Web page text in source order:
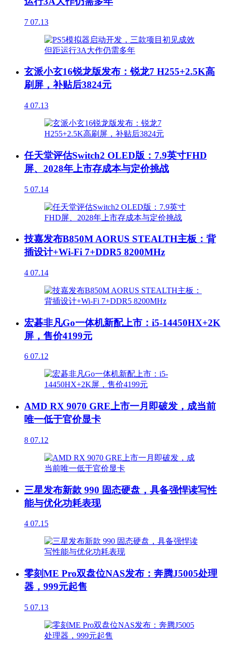
7 07.13
玄派小玄16锐龙版发布：锐龙7 H255+2.5K高
刷屏，补贴后3824元
4 07.13
任天堂评估Switch2 OLED版：7.9英寸FHD
屏、2028年上市存成本与定价挑战
5 07.14
技嘉发布B850M AORUS STEALTH主板：背
插设计+Wi-Fi 7+DDR5 8200MHz
4 07.14
宏碁非凡Go一体机新配上市：i5-14450HX+2K
屏，售价4199元
6 07.12
AMD RX 9070 GRE上市一月即破发，成当前
唯一低于官价显卡
8 07.12
三星发布新款 990 固态硬盘，具备强悍读写性
能与优化功耗表现
4 07.15
零刻ME Pro双盘位NAS发布：奔腾J5005处理
器，999元起售
5 07.13